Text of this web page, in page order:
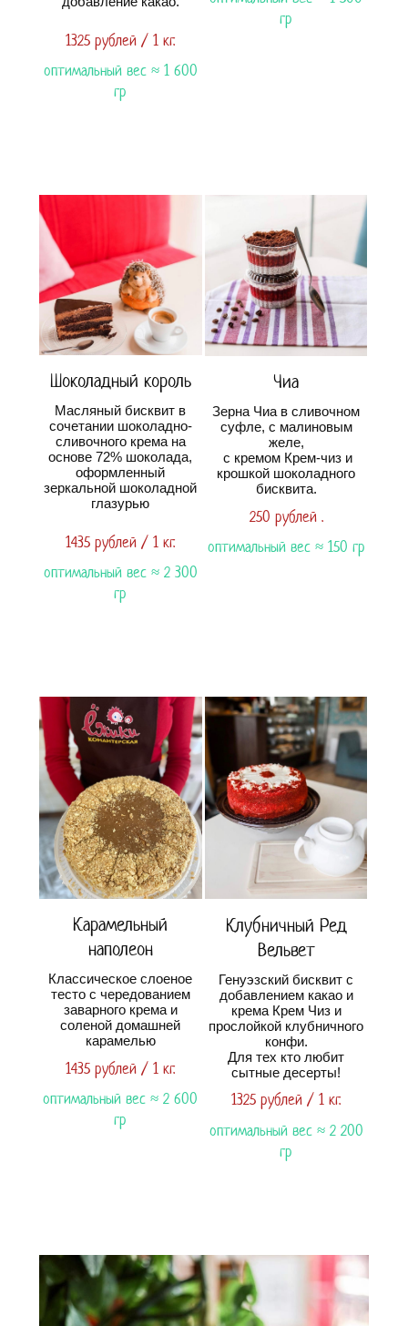
1325 рублей / 1 кг.
оптимальный вес ≈ 1 600
гр
гр
Шоколадный король
Масляный бисквит в
сочетании шоколадно-
сливочного крема на
основе 72% шоколада,
оформленный
зеркальной шоколадной
глазурью
1435 рублей / 1 кг.
оптимальный вес ≈ 2 300
гр
Чиа
Зерна Чиа в сливочном
суфле, с малиновым
желе,
с кремом Крем-чиз и
крошкой шоколадного
бисквита.
250 рублей .
оптимальный вес ≈ 150 гр
Карамельный
наполеон
Классическое слоеное
тесто с чередованием
заварного крема и
соленой домашней
карамелью
1435 рублей / 1 кг.
оптимальный вес ≈ 2 600
гр
Клубничный Ред
Вельвет
Генуэзский бисквит с
добавлением какао и
крема Крем Чиз и
прослойкой клубничного
конфи.
Для тех кто любит
сытные десерты!
1325 рублей / 1 кг.
оптимальный вес ≈ 2 200
гр